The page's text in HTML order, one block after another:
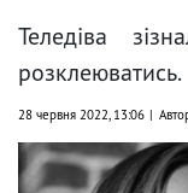
Теледіва
розклеюватись.
28 червня 2022, 13:06